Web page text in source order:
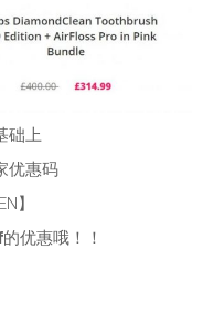
础上
优惠码
】
的优惠哦！！